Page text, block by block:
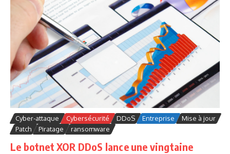
Cyber-attaque Cybersécurité DDoS Entreprise
Mise à jour
Patch
Piratage ransomware
Le botnet XOR DDoS lance une vingtaine